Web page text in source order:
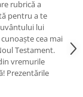
rubrică a
pentru a te
lui
cea mai
Testament.
vremurile
Prezentările